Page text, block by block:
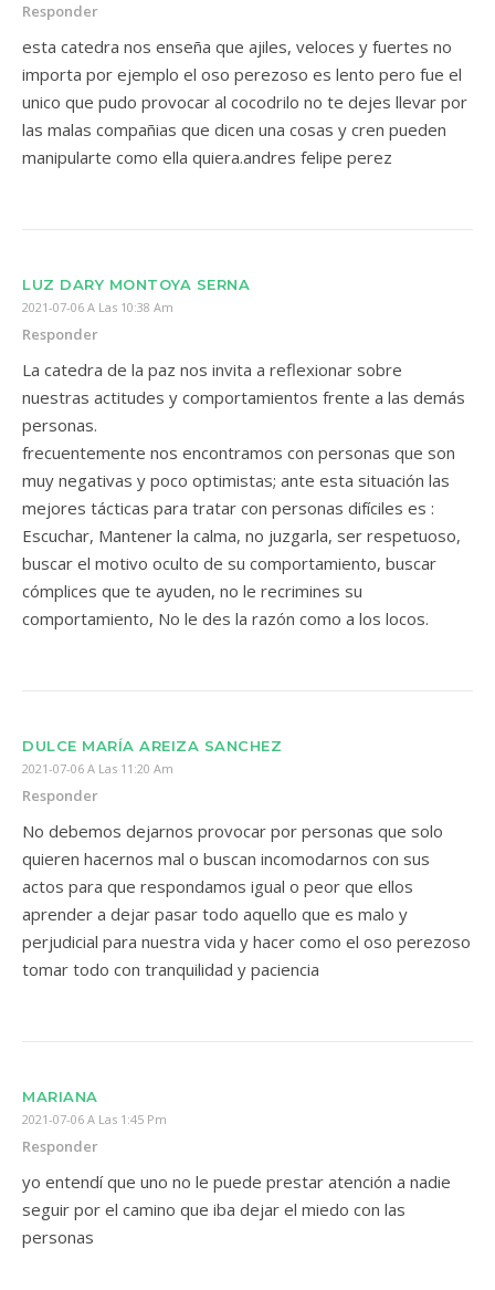
Responder
esta catedra nos enseña que ajiles, veloces y fuertes no
importa por ejemplo el oso perezoso es lento pero fue el
unico que pudo provocar al cocodrilo no te dejes llevar por
las malas compañias que dicen una cosas y cren pueden
manipularte como ella quiera.andres felipe perez
LUZ DARY MONTOYA SERNA
2021-07-06 A Las 10:38 Am
Responder
La catedra de la paz nos invita a reflexionar sobre
nuestras actitudes y comportamientos frente a las demás
personas.
frecuentemente nos encontramos con personas que son
muy negativas y poco optimistas; ante esta situación las
mejores tácticas para tratar con personas difíciles es :
Escuchar, Mantener la calma, no juzgarla, ser respetuoso,
buscar el motivo oculto de su comportamiento, buscar
cómplices que te ayuden, no le recrimines su
comportamiento, No le des la razón como a los locos.
DULCE MARÍA AREIZA SANCHEZ
2021-07-06 A Las 11:20 Am
Responder
No debemos dejarnos provocar por personas que solo
quieren hacernos mal o buscan incomodarnos con sus
actos para que respondamos igual o peor que ellos
aprender a dejar pasar todo aquello que es malo y
perjudicial para nuestra vida y hacer como el oso perezoso
tomar todo con tranquilidad y paciencia
MARIANA
2021-07-06 A Las 1:45 Pm
Responder
yo entendí que uno no le puede prestar atención a nadie
seguir por el camino que iba dejar el miedo con las
personas